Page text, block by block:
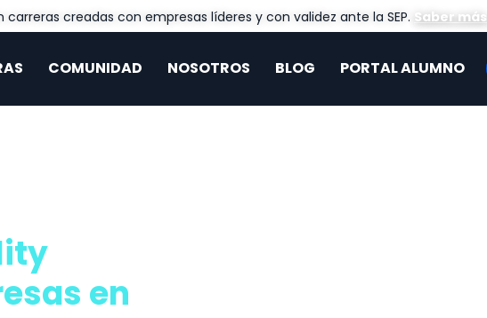
carreras creadas con empresas líderes y con validez ante la SEP. Saber más
COMUNIDAD NOSOTROS BLOG PORTAL ALUMNO
en